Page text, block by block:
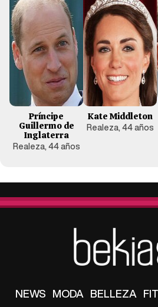
Príncipe
Guillermo de
Inglaterra
Realeza, 44 años
Kate Middleton
Realeza, 44 años
NEWS MODA BELLEZA FIT